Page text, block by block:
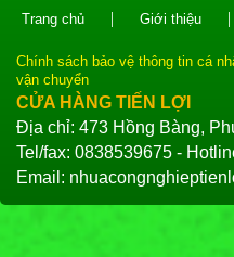
Trang chủ | Giới thiệu |
Chính sách bảo vệ thông tin cá
vận chuyển
CỬA HÀNG TIẾN LỢI
Địa chỉ: 473 Hồng Bàng,
Tel/fax: 0838539675 -
Email: